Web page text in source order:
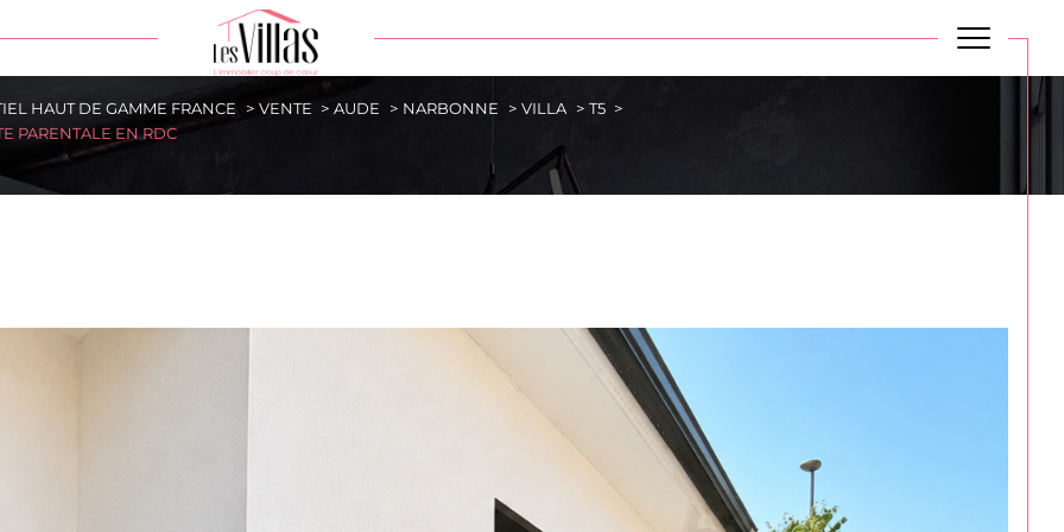
BIEN
HAUT DE GAMME FRANCE VENTE AUDE NARBONNE VILLA
T5
PARENTALE EN RDC